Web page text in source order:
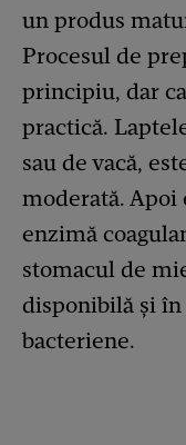
un produs
Procesul de
principiu, dar
practică.
sau de vacă,
moderată. Apoi
enzimă
stomacul de
disponibilă și în
bacteriene.